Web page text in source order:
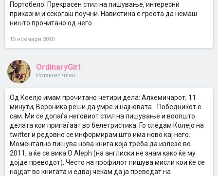
Портобело. Прекрасен стил на пишување, интересни
приказни и секогаш поучни. Навистина е греота да немаш
ништо прочитано од него.
15 ноември 2010
OrdinaryGirl
Истакнат член
Од Коелјо имам прочитано четири дела: Алхемичарот, 11
минути, Вероника реши да умре и најновата - Победникот е
сам. Ми се допаѓа неговиот стил на пишување и воопшто
делата кои припаѓаат во белетристика. Го следам Колејо на
twitter и редовно се информирам што има ново кај него.
Моментално пишува нова книга која треба да излезе во
2011, а ќе се вика O Aleph (на англиски не знам како ќе му
дојде преводот). Често на профилот пишува мисли кои ќе се
најдат во книгата и едвај чекам да ја преведат на